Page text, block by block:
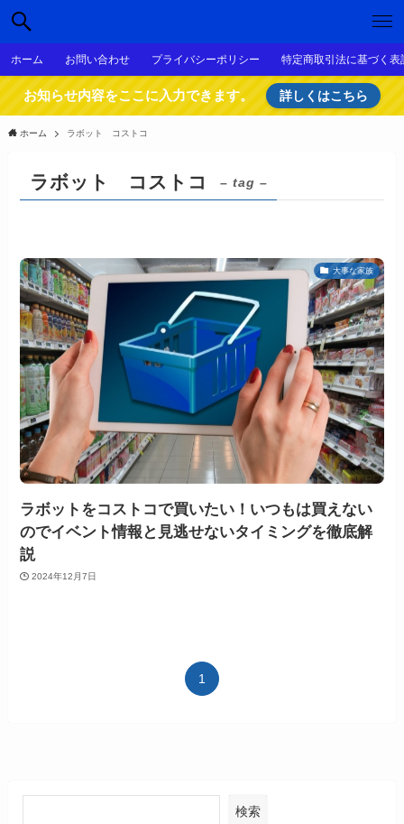
ホーム お問い合わせ プライバシーポリシー 特定商取引法に基づく表
お知らせ内容をここに入力できます。 詳しくはこちら
ホーム ラボット コストコ
ラボット コストコ – tag –
大事な家族
ラボットをコストコで買いたい！いつもは買えない
のでイベント情報と見逃せないタイミングを徹底解
説
2024年12月7日
1
検索